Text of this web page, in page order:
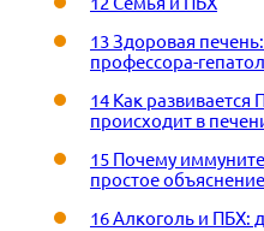
13 Здоровая
профессора-
14 Как развивается
происходит в
15 Почему
простое объяснение
16 Алкоголь и ПБХ: